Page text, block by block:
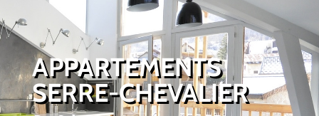
APPARTEMENTS
SERRE-CHEVALIER